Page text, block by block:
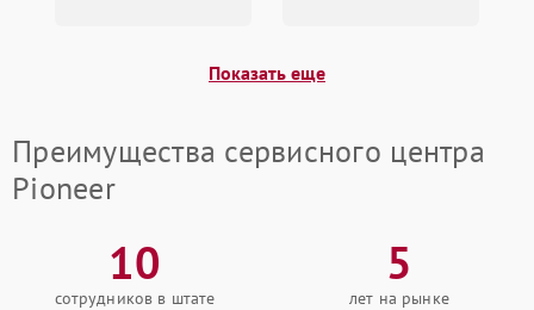
Показать еще
Преимущества сервисного центра
Pioneer
10
сотрудников в штате
5
лет на рынке